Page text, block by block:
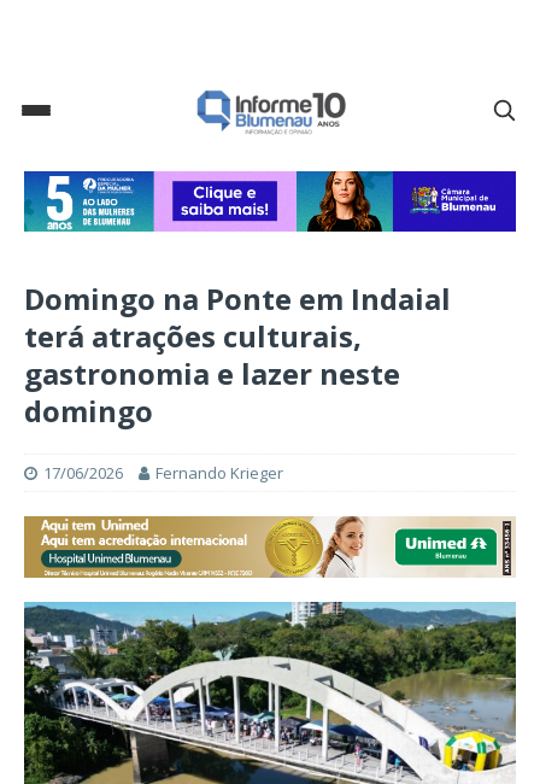
Domingo na Ponte em Indaial
terá atrações culturais,
gastronomia e lazer neste
domingo
17/06/2026 Fernando Krieger